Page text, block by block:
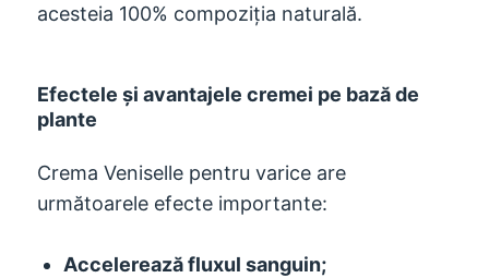
acesteia 100% compoziția naturală.
Efectele și avantajele cremei pe bază de
plante
Crema Veniselle pentru varice are
următoarele efecte importante:
Accelerează fluxul sanguin;